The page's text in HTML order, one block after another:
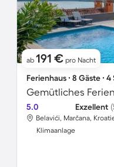
ab 191 € pro Nacht
Ferienhaus ∙ 8 Gäste ∙
5.0 Exzellent
Belavići, Marčana,
Klimaanlage